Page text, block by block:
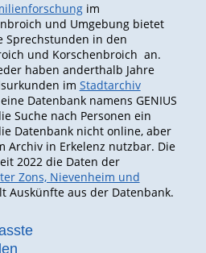
im
und Umgebung bietet
Sprechstunden in den
und Korschenbroich an.
haben anderthalb Jahre
im Stadtarchiv
Datenbank namens GENIUS
Suche nach Personen ein
Datenbank nicht online, aber
Archiv in Erkelenz nutzbar. Die
2022 die Daten der
Zons, Nievenheim und
Auskünfte aus der Datenbank.